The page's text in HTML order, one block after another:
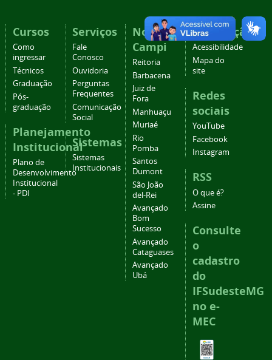
Cursos
Como
ingressar
Técnicos
Graduação
Pós-
graduação
Planejamento
Institucional
Plano de
Desenvolvimento
Institucional
- PDI
Serviços
Fale
Conosco
Ouvidoria
Perguntas
Frequentes
Comunicação
Social
Sistemas
Sistemas
Institucionais
Nossos
Campi
Reitoria
Barbacena
Juiz de
Fora
Manhuaçu
Muriaé
Rio
Pomba
Santos
Dumont
São João
del-Rei
Avançado
Bom
Sucesso
Avançado
Cataguases
Avançado
Ubá
Navegação
Acessibilidade
Mapa do
site
Redes
sociais
YouTube
Facebook
Instagram
RSS
O que é?
Assine
Consulte
o
cadastro
do
IFSudesteMG
no e-
MEC